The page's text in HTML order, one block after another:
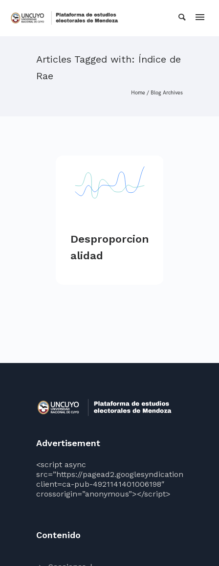
Articles Tagged with: Índice de
Rae
Home / Blog Archives
Desproporcion
alidad
Advertisement
<script async
src=”https://pagead2.googlesyndication.com/
client=ca-pub-4921141401006198″
crossorigin=”anonymous”></script>
Contenido